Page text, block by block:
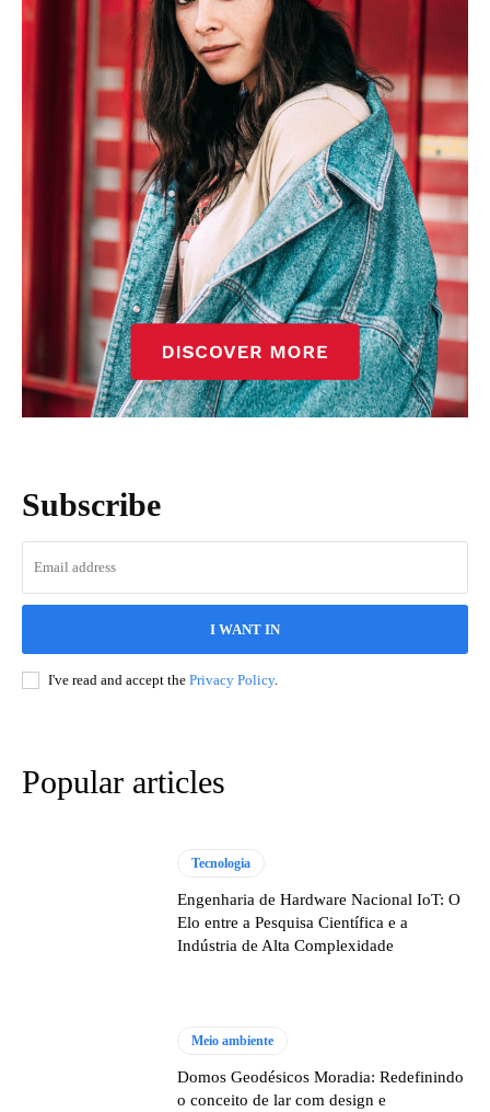
Subscribe
I WANT IN
I've read and accept the Privacy Policy.
Popular articles
Tecnologia
Engenharia de Hardware Nacional IoT: O
Elo entre a Pesquisa Científica e a
Indústria de Alta Complexidade
Meio ambiente
Domos Geodésicos Moradia: Redefinindo
o conceito de lar com design e